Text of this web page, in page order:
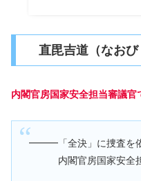
直毘吉道（なお
内閣官房国家安全担当審議
━━━「全決」に捜査を
内閣官房国家安全